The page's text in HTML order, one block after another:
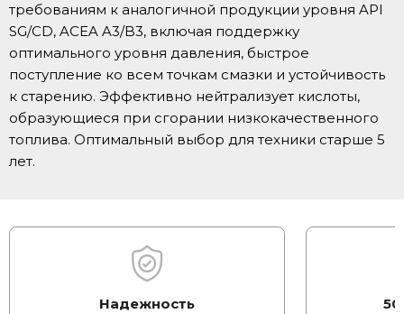
требованиям к аналогичной продукции уровня API
SG/CD, ACEA A3/B3, включая поддержку
оптимального уровня давления, быстрое
поступление ко всем точкам смазки и устойчивость
к старению. Эффективно нейтрализует кислоты,
образующиеся при сгорании низкокачественного
топлива. Оптимальный выбор для техники старше 5
лет.
Надежность